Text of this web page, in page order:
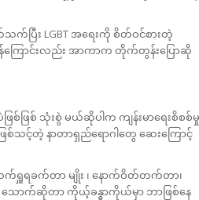
က်ပြီး LGBT အရေးကို စိတ်ဝင်စားတဲ့
ြောင်းလည်း အာကာက တိုက်တွန်းပြောဆို
စ်ဖြစ် သုံးစွဲ မယ်ဆိုပါက ကျန်းမာရေးစိစစ်မှု
စ်သင့်တဲ့ နာတာရှည်ရောဂါတွေ ဆေးကြောင့်
ရှူရခက်တာ မျိုး ၊ နောက်ဝိတ်တက်တာ၊
သောက်ဆိုတာ ကိုယ့်ခန္ဓာကိုယ်မှာ ဘာဖြစ်နေ